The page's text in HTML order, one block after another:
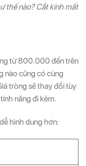
thế nào? Cắt kính mất
từ 800.000 đến trên
nào cũng có cùng
tròng sẽ thay đổi tùy
năng đi kèm.
hình dung hơn: